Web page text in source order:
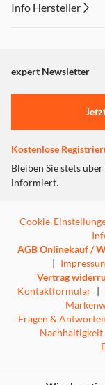
Info Hersteller
"Marketing".
Einstellungen
expert Newsletter
Kostenlose
Bleiben Sie stets
informiert.
Cookie-
AGB Onlinekauf /
|
Vertrag
Kontaktformular |
Fragen & Antworten
Nachhaltigkeit